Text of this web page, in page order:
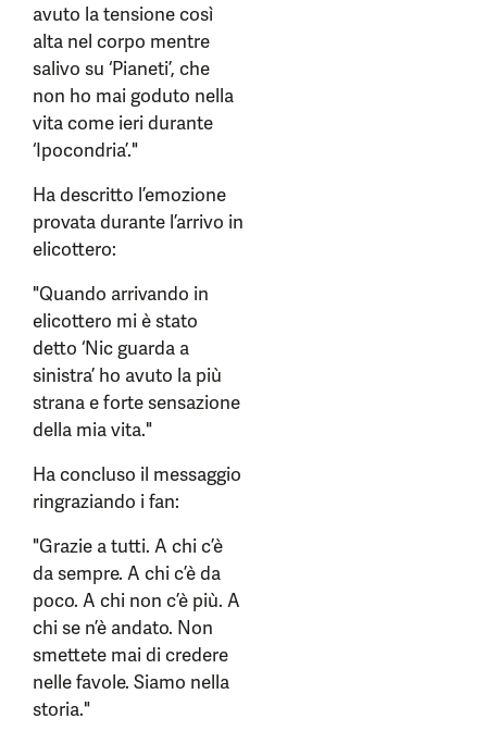
avuto la tensione così
alta nel corpo mentre
salivo su ‘Pianeti’, che
non ho mai goduto nella
vita come ieri durante
‘Ipocondria’."
Ha descritto l’emozione
provata durante l’arrivo in
elicottero:
"Quando arrivando in
elicottero mi è stato
detto ‘Nic guarda a
sinistra’ ho avuto la più
strana e forte sensazione
della mia vita."
Ha concluso il messaggio
ringraziando i fan:
"Grazie a tutti. A chi c’è
da sempre. A chi c’è da
poco. A chi non c’è più. A
chi se n’è andato. Non
smettete mai di credere
nelle favole. Siamo nella
storia."